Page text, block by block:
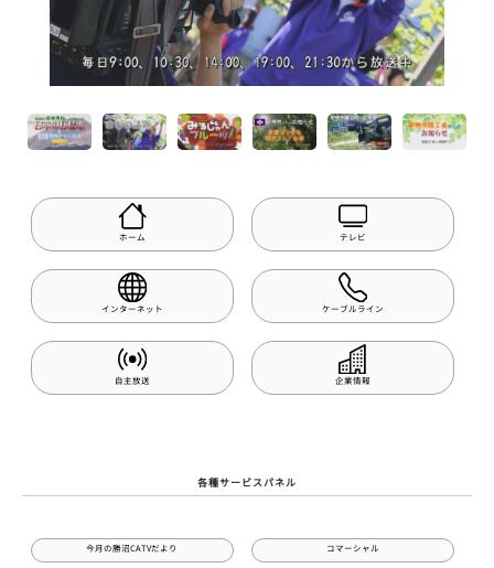
ホーム テレビ
インターネット ケーブルライン
自主放送 企業情報
各種サービスパネル
今月の勝沼CATVだより コマーシャル